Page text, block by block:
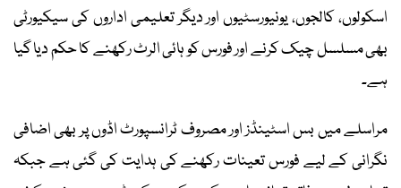
اسکولوں، کالجوں، یونیورسٹیوں اور دیگر تعلیمی اداروں کی سیکیورٹی
بھی مسلسل چیک کرنے اور فورس کو ہائی الرٹ رکھنے کا حکم دیا گیا
ہے۔
مراسلے میں بس اسٹینڈز اور مصروف ٹرانسپورٹ اڈوں پر بھی اضافی
نگرانی کے لیے فورس تعینات رکھنے کی ہدایت کی گئی ہے جبکہ